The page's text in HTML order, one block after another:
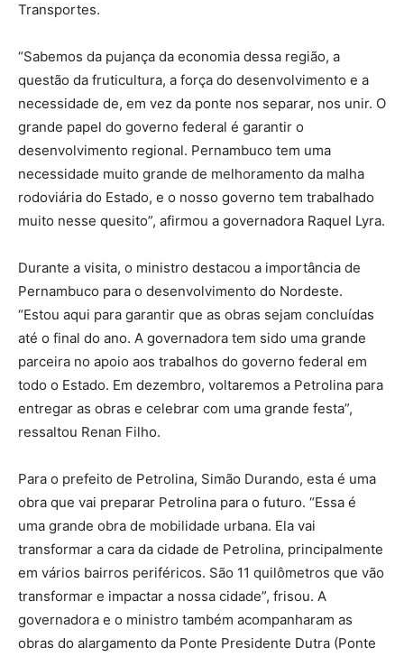
Transportes.
“Sabemos da pujança da economia dessa região, a
questão da fruticultura, a força do desenvolvimento e a
necessidade de, em vez da ponte nos separar, nos unir. O
grande papel do governo federal é garantir o
desenvolvimento regional. Pernambuco tem uma
necessidade muito grande de melhoramento da malha
rodoviária do Estado, e o nosso governo tem trabalhado
muito nesse quesito”, afirmou a governadora Raquel Lyra.
Durante a visita, o ministro destacou a importância de
Pernambuco para o desenvolvimento do Nordeste.
“Estou aqui para garantir que as obras sejam concluídas
até o final do ano. A governadora tem sido uma grande
parceira no apoio aos trabalhos do governo federal em
todo o Estado. Em dezembro, voltaremos a Petrolina para
entregar as obras e celebrar com uma grande festa”,
ressaltou Renan Filho.
Para o prefeito de Petrolina, Simão Durando, esta é uma
obra que vai preparar Petrolina para o futuro. “Essa é
uma grande obra de mobilidade urbana. Ela vai
transformar a cara da cidade de Petrolina, principalmente
em vários bairros periféricos. São 11 quilômetros que vão
transformar e impactar a nossa cidade”, frisou. A
governadora e o ministro também acompanharam as
obras do alargamento da Ponte Presidente Dutra (Ponte